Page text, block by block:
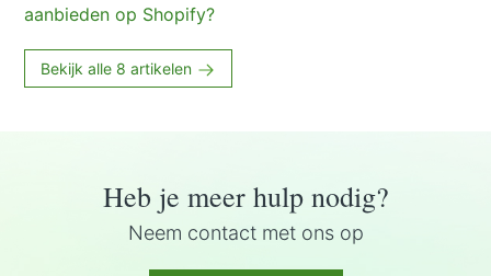
aanbieden op Shopify?
Bekijk alle 8 artikelen
Heb je meer hulp nodig?
Neem contact met ons op